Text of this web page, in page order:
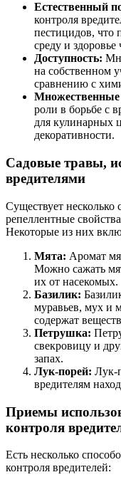
Естественный
контроля
пестицидов, что
среду и здоровье
Доступность:
на собственном
сравнению с
Множественные
роли в борьбе с
для кулинарных
декоративности.
Садовые травы,
вредителями
Существует
репеллентные
Некоторые из них
Мята: Аромат
Можно сажать
их от насекомых.
Базилик:
муравьев, мух и
содержат
Петрушка:
свекровицу и
запах.
Лук-порей: Лук-
вредителям
Приемы
контроля
Есть несколько
контроля вредителей: